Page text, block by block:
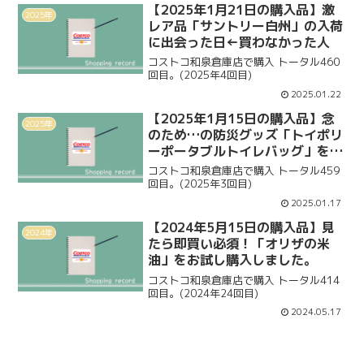
2025年
【2025年1月21日の購入品】激
レア品「サントリー白州」の入荷
に出会った日←買わなかった人
コストコ和泉倉庫店で購入 トータル460
回目。(2025年4回目)
2025.01.22
2025年
【2025年1月15日の購入品】念
のため…の防災グッズ「トイポリ
ーポータブルトイレバッグ」を初
購入
コストコ和泉倉庫店で購入 トータル459
回目。(2025年3回目)
2025.01.17
2024年
【2024年5月15日の購入品】見
たら即買い必須！「オリザの米
油」をお試し購入しました。
コストコ和泉倉庫店で購入 トータル414
回目。(2024年24回目)
2024.05.17